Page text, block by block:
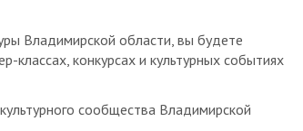
Владимирской области, вы будете
классах, конкурсах и культурных событиях
сообщества Владимирской